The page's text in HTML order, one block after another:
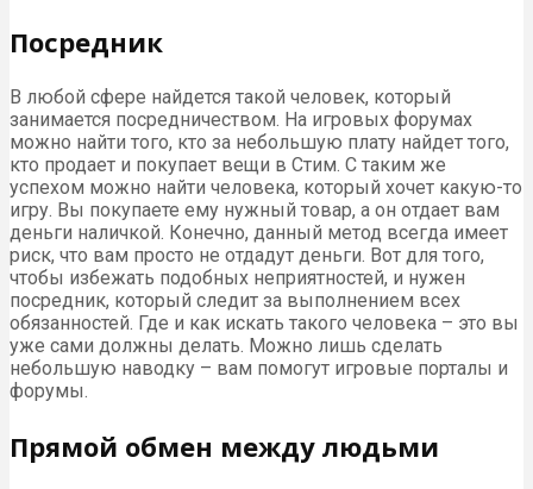
Посредник
В любой сфере найдется такой человек, который
занимается посредничеством. На игровых форумах
можно найти того, кто за небольшую плату найдет того,
кто продает и покупает вещи в Стим. С таким же
успехом можно найти человека, который хочет какую-то
игру. Вы покупаете ему нужный товар, а он отдает вам
деньги наличкой. Конечно, данный метод всегда имеет
риск, что вам просто не отдадут деньги. Вот для того,
чтобы избежать подобных неприятностей, и нужен
посредник, который следит за выполнением всех
обязанностей. Где и как искать такого человека – это вы
уже сами должны делать. Можно лишь сделать
небольшую наводку – вам помогут игровые порталы и
форумы.
Прямой обмен между людьми